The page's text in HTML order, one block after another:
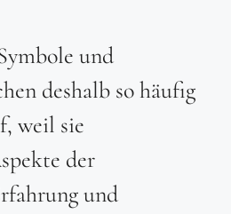
und
deshalb so häufig
weil sie
der
und